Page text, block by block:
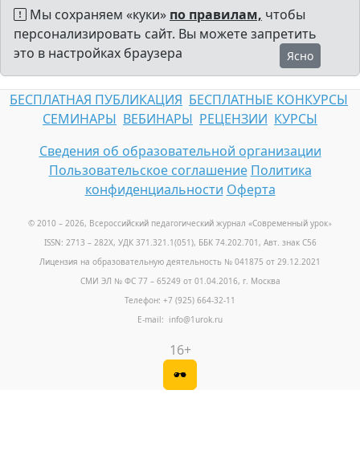
Мы сохраняем «куки» по правилам, чтобы
персонализировать сайт. Вы можете запретить
это в настройках браузера
Ясно
БЕСПЛАТНАЯ ПУБЛИКАЦИЯ БЕСПЛАТНЫЕ КОНКУРСЫ
СЕМИНАРЫ ВЕБИНАРЫ РЕЦЕНЗИИ КУРСЫ
Сведения об образовательной организации
Пользовательское соглашение Политика
конфиденциальности Оферта
© 2010 – 2026, Всероссийский педагогический журнал «Современный урок»
ISSN: 2713 – 282X, УДК 371.321.1(051), ББК 74.202.701, Авт. знак С56
Лицензия на образовательную деятельность № 041875 от 29.12.2021
СМИ ЭЛ № ФС 77 – 65249 от 01.04.2016, г. Москва
Телефон: +7 (925) 664-32-11
E-mail: info@1urok.ru
16+